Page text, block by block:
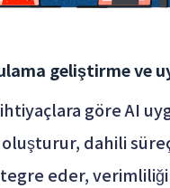
geliştirme ve
göre AI
dahili
eder, verimliliği